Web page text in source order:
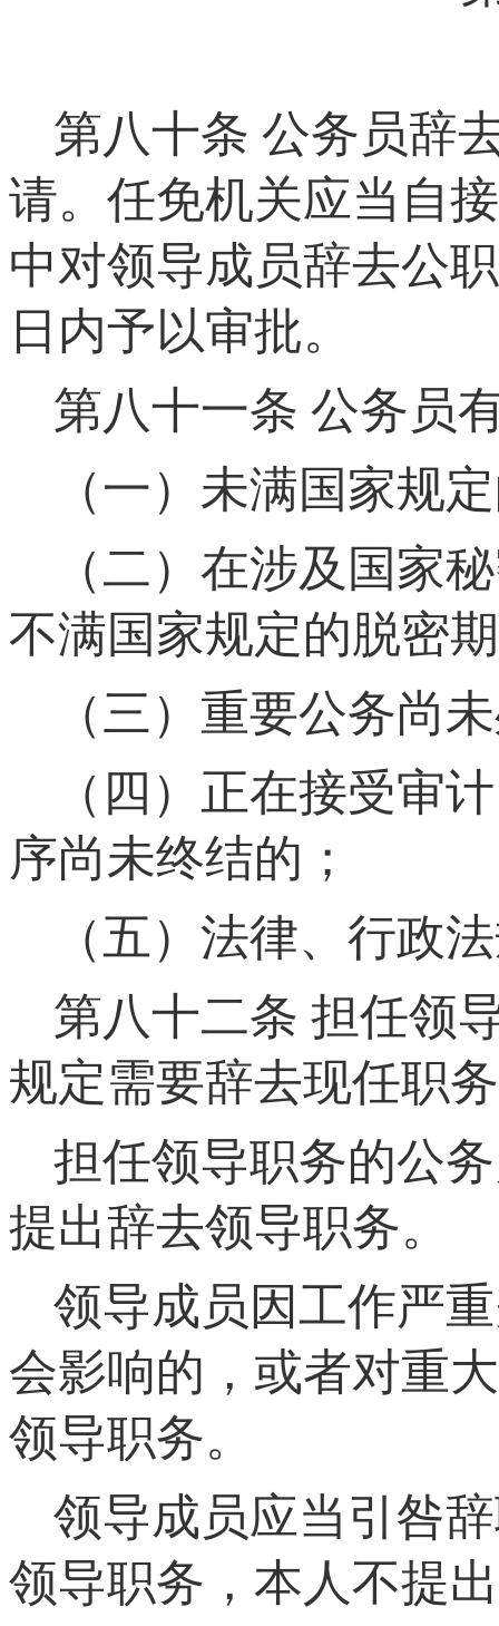
第八十条 公务员辞
请。任免机关应当自
中对领导成员辞去公
日内予以审批。
第八十一条 公务员
（一）未满国家规
（二）在涉及国家
不满国家规定的脱密
（三）重要公务尚
（四）正在接受审
序尚未终结的；
（五）法律、行政
第八十二条 担任领
规定需要辞去现任职
担任领导职务的公
提出辞去领导职务。
领导成员因工作严
会影响的，或者对重
领导职务。
领导成员应当引咎
领导职务，本人不提